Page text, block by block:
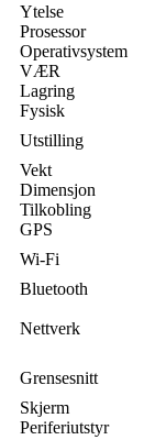
Ytelse
Prosessor
Operativsystem
VÆR
Lagring
Fysisk
Utstilling
Vekt
Dimensjon
Tilkobling
GPS
Wi-Fi
Bluetooth
Nettverk
Grensesnitt
Skjerm
Periferiutstyr